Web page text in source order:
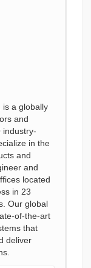
is a globally
and
industry-
in the
and
and
located
in 23
Our global
of-the-art
that
deliver